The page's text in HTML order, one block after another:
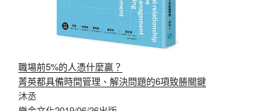
職場前5%的人憑什麼贏？
菁英都具備時間管理、解決問題的6項致勝關鍵
沐丞